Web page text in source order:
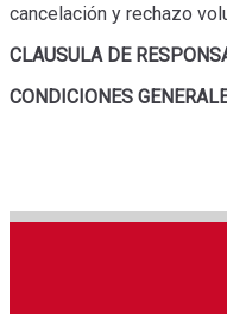
cancelación y rechazo
CLAUSULA DE
CONDICIONES